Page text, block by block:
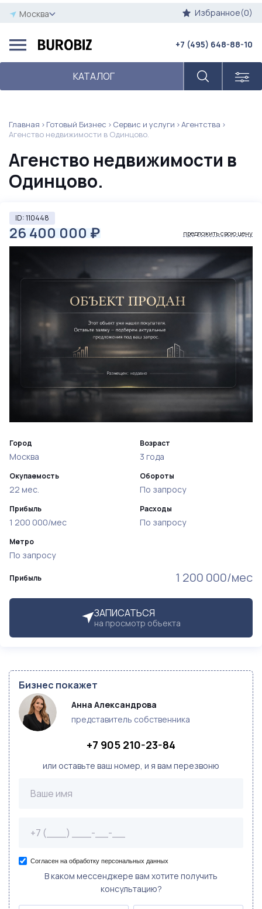
Москва Избранное(0)
КАТАЛОГ
+7 (495) 648-88-10
Главная Готовый Бизнес Сервис и услуги
Агентства
Агенство недвижимости в Одинцово.
Агенство недвижимости в
Одинцово.
ID: 110448
26 400 000 ₽ предложить свою цену
Прибыль 1 200 000/мес
ЗАПИСАТЬСЯ
на просмотр объекта
Город
Москва
Окупаемость
22 мес.
Прибыль
1 200 000/мес
Возраст
3 года
Обороты
По запросу
Расходы
По запросу
Метро
По запросу
Бизнес покажет
Анна Александрова
представитель собственника
+7 905 210-23-84
или оставьте ваш номер, и я вам перезвоню
Согласен на обработку персональных данных
В каком мессенджере вам хотите получить
консультацию?